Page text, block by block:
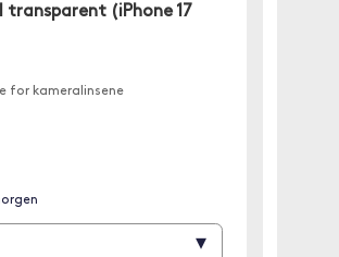
transparent (iPhone 17
for kameralinsene
▾